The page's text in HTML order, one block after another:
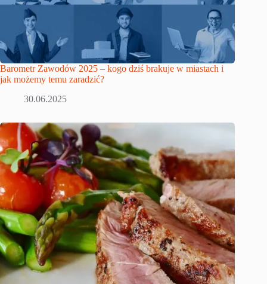
Barometr Zawodów 2025 – kogo dziś brakuje w miastach i
jak możemy temu zaradzić?
30.06.2025